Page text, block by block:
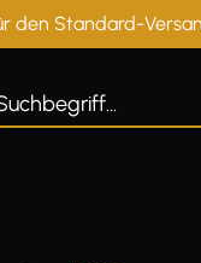
den Standard-